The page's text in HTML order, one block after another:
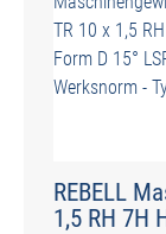
REBELL
1,5 RH 7H